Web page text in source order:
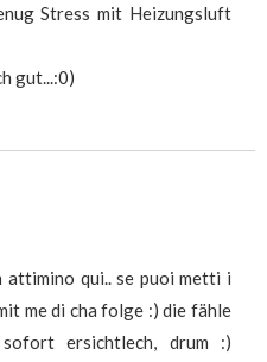
Stress mit Heizungsluft
gut...:0)
attimino qui.. se puoi metti i
me di cha folge :) die fähle
ersichtlech, drum :)